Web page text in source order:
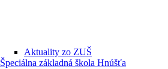
Aktuality zo ZUŠ
Špeciálna základná škola Hnúšťa